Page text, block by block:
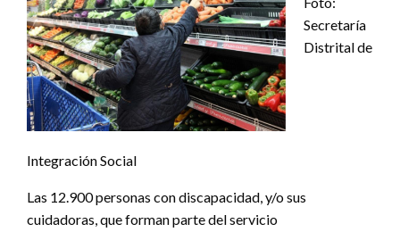
Secretaría
Distrital de
Integración Social
Las 12.900 personas con discapacidad, y/o sus
cuidadoras, que forman parte del servicio